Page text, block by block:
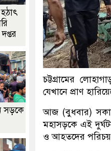
চট্টগ্রামের
যেখানে প্রাণ
আজ (বুধবার) সকাল
মহাসড়কে এই
ও আহতদের পরিচয়
সড়কে